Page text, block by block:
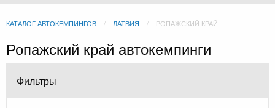
КАТАЛОГ АВТОКЕМПИНГОВ ЛАТВИЯ РОПАЖСКИЙ КРАЙ
Ропажский край автокемпинги
Фильтры